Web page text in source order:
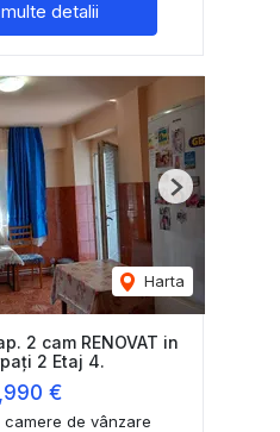
detalii
Harta
Next
2 cam RENOVAT in
2 Etaj 4.
€
de vânzare